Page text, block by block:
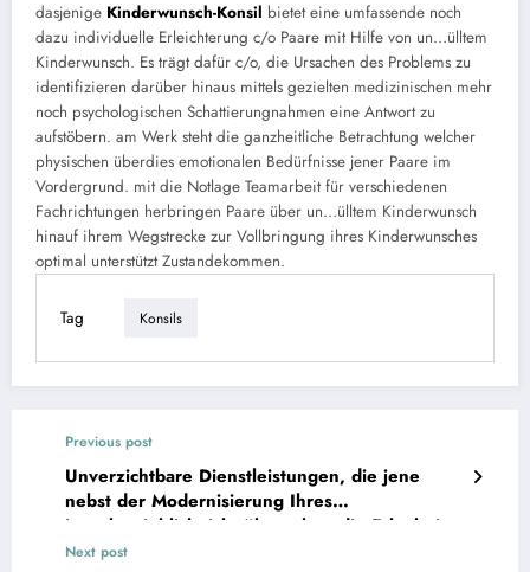
dasjenige Kinderwunsch-Konsil bietet eine umfassende noch
dazu individuelle Erleichterung c/o Paare mit Hilfe von un…ülltem
Kinderwunsch. Es trägt dafür c/o, die Ursachen des Problems zu
identifizieren darüber hinaus mittels gezielten medizinischen mehr
noch psychologischen Schattierungnahmen eine Antwort zu
aufstöbern. am Werk steht die ganzheitliche Betrachtung welcher
physischen überdies emotionalen Bedürfnisse jener Paare im
Vordergrund. mit die Notlage Teamarbeit für verschiedenen
Fachrichtungen herbringen Paare über un…ülltem Kinderwunsch
hinauf ihrem Wegstrecke zur Vollbringung ihres Kinderwunsches
optimal unterstützt Zustandekommen.
Tag Konsils
Previous post
Unverzichtbare Dienstleistungen, die jene
nebst der Modernisierung Ihres
innerbetrieblichnicht übersehen die Erlaubnis
haben
Next post